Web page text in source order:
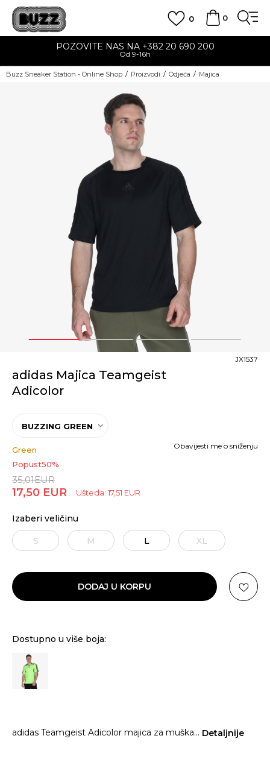
0
0
POZOVITE NAS NA +382 20 690 200
Od 9-16h
Buzz Sneaker Station - Online Shop Proizvodi Odjeća Majica
1 2 3 4
adidas Majica Teamgeist
Adicolor
JX1537
BUZZING GREEN
Green
Popust50%
35,01EUR
17,50 EUR Ušteda: 17,51 EUR
Obavijesti me o sniženju
Izaberi veličinu
S M L XL
DODAJ U KORPU
Dostupno u više boja:
adidas Teamgeist Adicolor majica za muška... Detaljnije